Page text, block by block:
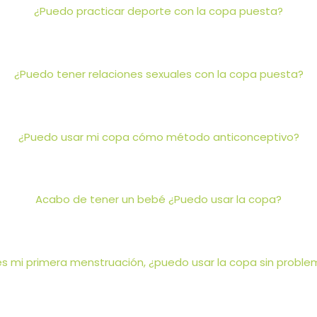
¿Puedo practicar deporte con la copa puesta?
¿Puedo tener relaciones sexuales con la copa puesta?
¿Puedo usar mi copa cómo método anticonceptivo?
Acabo de tener un bebé ¿Puedo usar la copa?
mi primera menstruación, ¿puedo usar la copa sin